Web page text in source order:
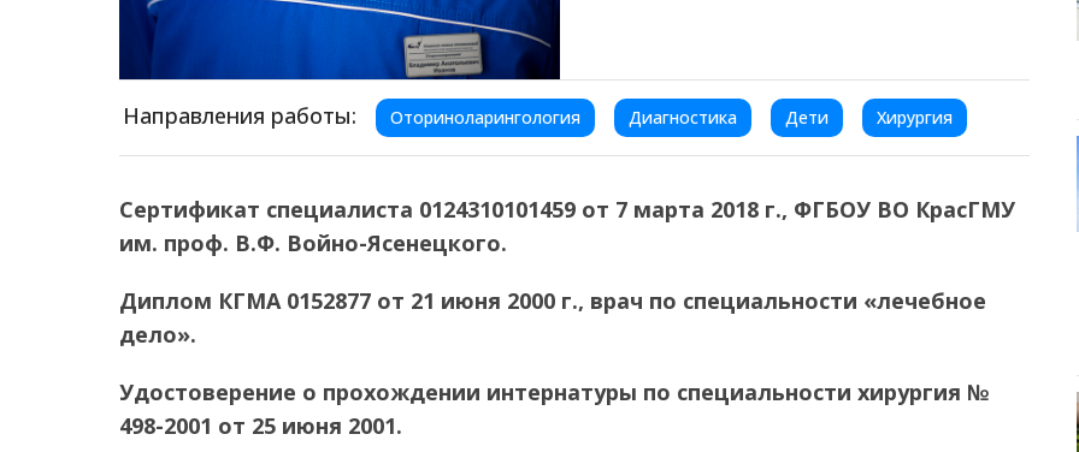
Направления работы: Оториноларингология Диагностика Дети Хирургия
Сертификат специалиста 0124310101459 от 7 марта 2018 г., ФГБОУ ВО КрасГМУ
им. проф. В.Ф. Войно-Ясенецкого.
Диплом КГМА 0152877 от 21 июня 2000 г., врач по специальности «лечебное
дело».
Удостоверение о прохождении интернатуры по специальности хирургия №
498-2001 от 25 июня 2001.